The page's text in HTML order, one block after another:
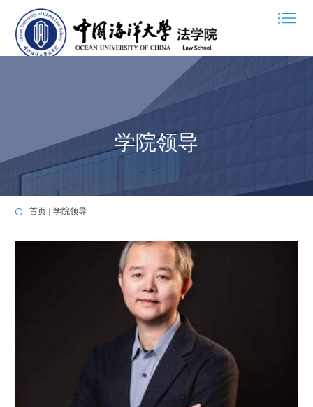
学院领导
首页 学院领导